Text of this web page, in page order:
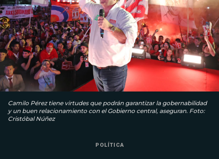
Camilo Pérez tiene virtudes que podrán garantizar la gobernabilidad
y un buen relacionamiento con el Gobierno central, aseguran. Foto:
Cristóbal Núñez
POLÍTICA